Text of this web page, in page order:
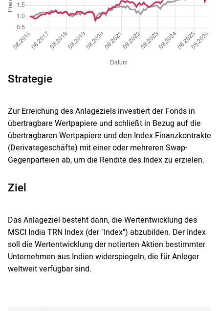
Strategie
Zur Erreichung des Anlageziels investiert der Fonds in
übertragbare Wertpapiere und schließt in Bezug auf die
übertragbaren Wertpapiere und den Index Finanzkontrakte
(Derivategeschäfte) mit einer oder mehreren Swap-
Gegenparteien ab, um die Rendite des Index zu erzielen.
Ziel
Das Anlageziel besteht darin, die Wertentwicklung des
MSCI India TRN Index (der "Index") abzubilden. Der Index
soll die Wertentwicklung der notierten Aktien bestimmter
Unternehmen aus Indien widerspiegeln, die für Anleger
weltweit verfügbar sind.